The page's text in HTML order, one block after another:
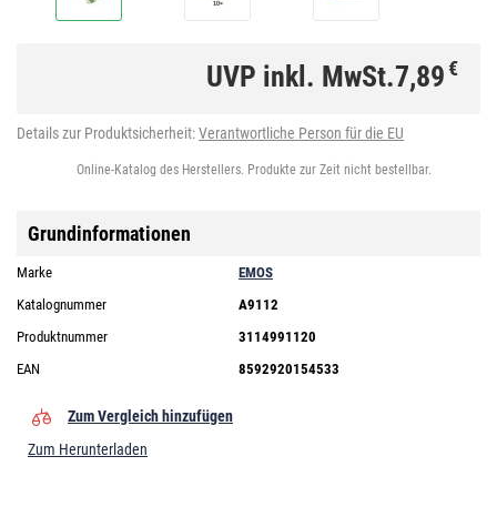
UVP inkl. MwSt.7,89€
Details zur Produktsicherheit:Verantwortliche Person für die EU
Online-Katalog des Herstellers. Produkte zur Zeit nicht bestellbar.
Grundinformationen
Marke
EMOS
Katalognummer
A9112
Produktnummer
3114991120
EAN
8592920154533
Zum Vergleich hinzufügen
Zum Herunterladen